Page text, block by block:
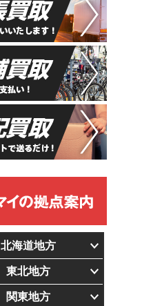
北海道地方
東北地方
関東地方